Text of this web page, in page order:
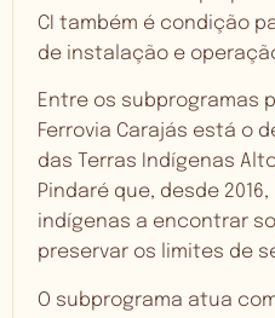
CI também é condição
de instalação e
Entre os subprogramas
Ferrovia Carajás está o
das Terras Indígenas
Pindaré que, desde
indígenas a encontrar
preservar os limites de
O subprograma atua